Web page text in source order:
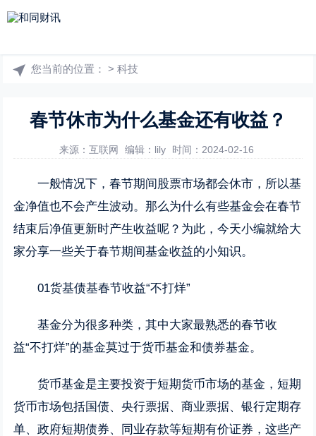
您当前的位置： >科技
春节休市为什么基金还有收益？
来源：互联网 编辑：lily 时间：2024-02-16
一般情况下，春节期间股票市场都会休市，所以基
金净值也不会产生波动。那么为什么有些基金会在春节
结束后净值更新时产生收益呢？为此，今天小编就给大
家分享一些关于春节期间基金收益的小知识。
01货基债基春节收益“不打烊”
基金分为很多种类，其中大家最熟悉的春节收
益“不打烊”的基金莫过于货币基金和债券基金。
货币基金是主要投资于短期货币市场的基金，短期
货币市场包括国债、央行票据、商业票据、银行定期存
单、政府短期债券、同业存款等短期有价证券，这些产